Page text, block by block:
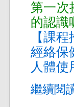
第一次
的認識
【課
經絡保
人體使
繼續閱